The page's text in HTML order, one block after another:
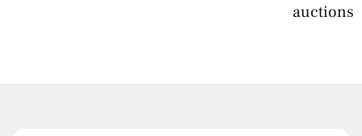
auctions